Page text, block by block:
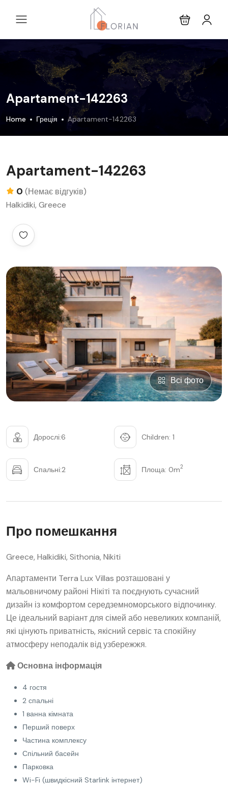
Apartament-142263
Home Греція Apartament-142263
Apartament-142263
0 (Немає відгуків)
Halkidiki, Greece
Всі фото
Дорослі:6 Children: 1
Спальні:2 Площа: 0m2
Про помешкання
Greece, Halkidiki, Sithonia, Nikiti
Апартаменти Terra Lux Villas розташовані у
мальовничому районі Нікіті та поєднують сучасний
дизайн із комфортом середземноморського відпочинку.
Це ідеальний варіант для сімей або невеликих компаній,
які цінують приватність, якісний сервіс та спокійну
атмосферу неподалік від узбережжя.
Основна інформація
4 гостя
2 спальні
1 ванна кімната
Перший поверх
Частина комплексу
Спільний басейн
Парковка
Wi-Fi (швидкісний Starlink інтернет)